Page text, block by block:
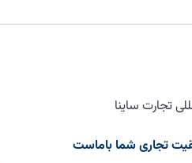
تجاری شما باماست